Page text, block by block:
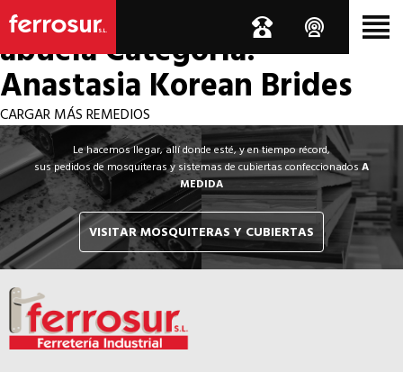
Los por si acaso de la
abuelaCategoría:
Anastasia Korean Brides
CARGAR MÁS REMEDIOS
Le hacemos llegar, allí donde esté, y en tiempo récord,
sus pedidos de mosquiteras y sistemas de cubiertas confeccionadosA
MEDIDA
VISITAR MOSQUITERAS Y CUBIERTAS